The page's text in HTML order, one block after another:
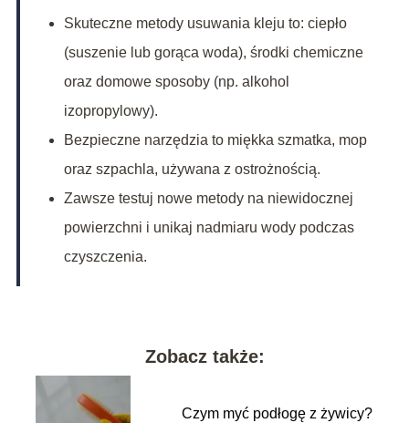
Skuteczne metody usuwania kleju to: ciepło
(suszenie lub gorąca woda), środki chemiczne
oraz domowe sposoby (np. alkohol
izopropylowy).
Bezpieczne narzędzia to miękka szmatka, mop
oraz szpachla, używana z ostrożnością.
Zawsze testuj nowe metody na niewidocznej
powierzchni i unikaj nadmiaru wody podczas
czyszczenia.
Zobacz także:
Czym myć podłogę z żywicy?